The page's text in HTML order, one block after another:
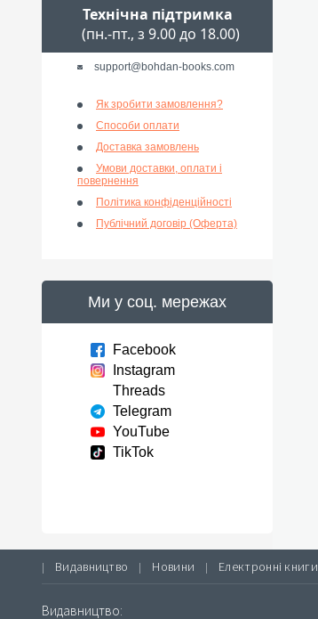
Технічна підтримка
(пн.-пт., з 9.00 до 18.00)
support@bohdan-books.com
Як зробити замовлення?
Способи оплати
Доставка замовлень
Умови доставки, оплати і
повернення
Політика конфіденційності
Публічний договір (Оферта)
Ми у соц. мережах
Facebook
Instagram
Threads
Telegram
YouTube
TikTok
| Видавництво | Новини | Електронні книги
Видавництво: